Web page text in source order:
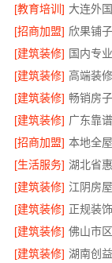
[教育培训] 大连外
[招商加盟] 欣果铺
[建筑装修] 国内专
[建筑装修] 高端装
[建筑装修]
[建筑装修]
[招商加盟] 本地全
[生活服务] 湖北省
[建筑装修]
[建筑装修]
[建筑装修]
[建筑装修]